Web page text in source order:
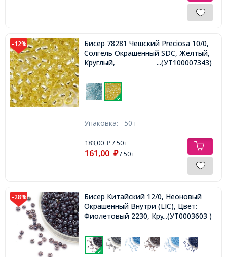
-12%
Бисер 78281 Чешский Preciosa 10/0,
Солгель Окрашенный SDC, Желтый,
Круглый,
...(УТ100007343)
Упаковка: 50 г
183,00₽/ 50 г
161,00 ₽/ 50 г
-28%
Бисер Китайский 12/0, Неоновый
Окрашенный Внутри (LIC), Цвет:
Фиолетовый 2230, Круглый,
...(УТ0003603 )